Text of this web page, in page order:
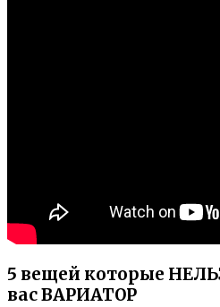
5 вещей которые
вас ВАРИАТОР